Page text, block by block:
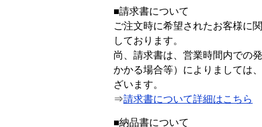
■請求書について
ご注文時に希望されたお客様に
しております。
尚、請求書は、営業時間内での
かかる場合等）によりましては
ざいます。
⇒請求書について詳細はこちら
■納品書について